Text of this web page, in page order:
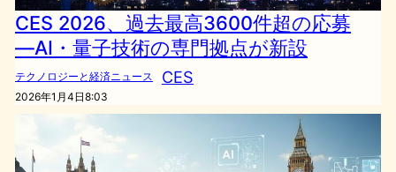
CES 2026、過去最高3600件超の応募
―AI・量子技術の専門拠点が新設
テクノロジーと経済ニュース CES
2026年1月4日8:03